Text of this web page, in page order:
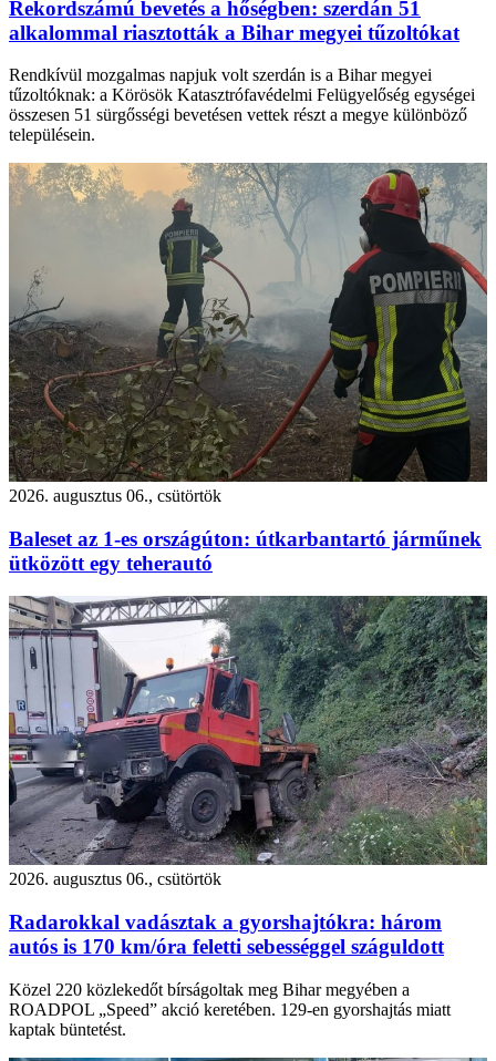
Rekordszámú bevetés a hőségben: szerdán 51
alkalommal riasztották a Bihar megyei tűzoltókat
Rendkívül mozgalmas napjuk volt szerdán is a Bihar megyei
tűzoltóknak: a Körösök Katasztrófavédelmi Felügyelőség egységei
összesen 51 sürgősségi bevetésen vettek részt a megye különböző
településein.
2026. augusztus 06., csütörtök
Baleset az 1-es országúton: útkarbantartó járműnek
ütközött egy teherautó
2026. augusztus 06., csütörtök
Radarokkal vadásztak a gyorshajtókra: három
autós is 170 km/óra feletti sebességgel száguldott
Közel 220 közlekedőt bírságoltak meg Bihar megyében a
ROADPOL „Speed” akció keretében. 129-en gyorshajtás miatt
kaptak büntetést.